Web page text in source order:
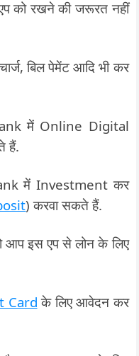
को रखने की जरूरत नहीं
बिल पेमेंट आदि भी कर
में Online Digital
हैं.
में Investment कर
) करवा सकते हैं.
आप इस एप से लोन के लिए
Card के लिए आवेदन कर